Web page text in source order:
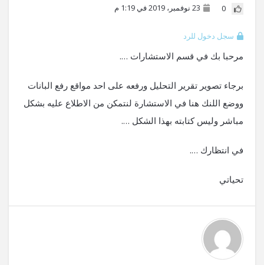
0 23 نوفمبر، 2019 في 1:19 م
سجل دخول للرد
مرحبا بك في قسم الاستشارات ….
برجاء تصوير تقرير التحليل ورفعه على احد مواقع رفع البانات
ووضع اللنك هنا في الاستشارة لنتمكن من الاطلاع عليه بشكل
مباشر وليس كتابته بهذا الشكل ….
في انتظارك ….
تحياتي